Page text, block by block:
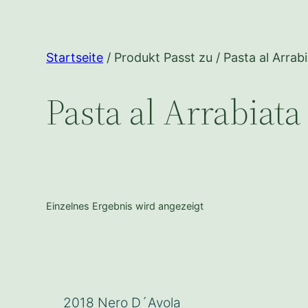
Startseite / Produkt Passt zu / Pasta al
Pasta al Arrabiata
Einzelnes Ergebnis wird angezeigt
2018 Nero D´Avola